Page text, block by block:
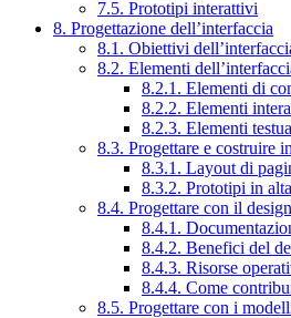
7.5. Prototipi interattivi
8. Progettazione dell’interfaccia
8.1. Obiettivi
8.2. Elementi
8.2.1. Elementi di
8.2.2. Elementi
8.2.3. Elementi
8.3. Progettare e costruire
8.3.1. Layout di
8.3.2. Prototipi in
8.4. Progettare con il
8.4.1.
8.4.2. Benefici del
8.4.3. Risorse
8.4.4. Come
8.5. Progettare con i